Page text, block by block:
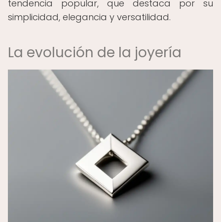
tendencia popular, que destaca por su
simplicidad, elegancia y versatilidad.
La evolución de la joyería